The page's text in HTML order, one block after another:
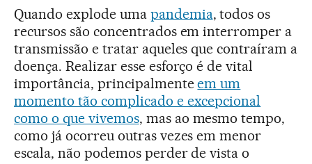
Quando explode uma pandemia, todos os
recursos são concentrados em interromper a
transmissão e tratar aqueles que contraíram a
doença. Realizar esse esforço é de vital
importância, principalmenteem um
momento tão complicado e excepcional
como o que vivemos, mas ao mesmo tempo,
como já ocorreu outras vezes em menor
escala, não podemos perder de vista o